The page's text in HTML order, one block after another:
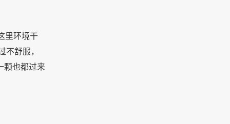
里环境干
舒服，
颗也都过来